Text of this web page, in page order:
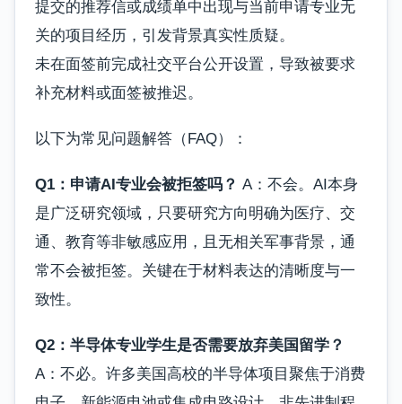
提交的推荐信或成绩单中出现与当前申请专业无
关的项目经历，引发背景真实性质疑。
未在面签前完成社交平台公开设置，导致被要求
补充材料或面签被推迟。
以下为常见问题解答（FAQ）：
Q1：申请AI专业会被拒签吗？ A：不会。AI本身
是广泛研究领域，只要研究方向明确为医疗、交
通、教育等非敏感应用，且无相关军事背景，通
常不会被拒签。关键在于材料表达的清晰度与一
致性。
Q2：半导体专业学生是否需要放弃美国留学？
A：不必。许多美国高校的半导体项目聚焦于消费